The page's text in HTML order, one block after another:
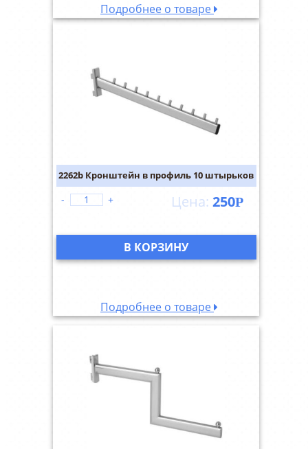
Подробнее о товаре
2262b Кронштейн в профиль 10 штырьков
250Р
- +
В КОРЗИНУ
Подробнее о товаре